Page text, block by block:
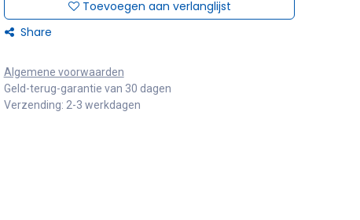
Toevoegen aan verlanglijst
Share
Algemene voorwaarden
Geld-terug-garantie van 30 dagen
Verzending: 2-3 werkdagen